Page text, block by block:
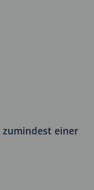
zumindest einer